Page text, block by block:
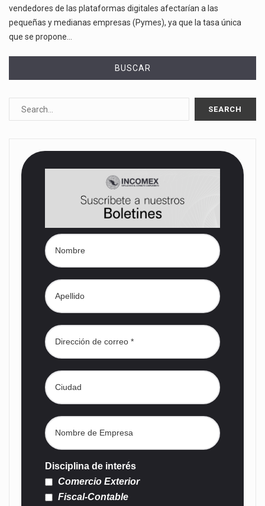
vendedores de las plataformas digitales afectarían a las
pequeñas y medianas empresas (Pymes), ya que la tasa única
que se propone…
BUSCAR
Disciplina de interés
Comercio Exterior
Fiscal-Contable